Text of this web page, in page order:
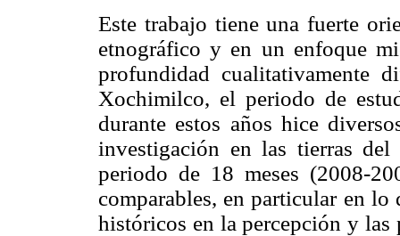
Este trabajo tiene una fuerte
etnográfico y en un enfoque
profundidad cualitativamente
Xochimilco, el periodo de
durante estos años hice
investigación en las tierras
periodo de 18 meses (2008-
comparables, en particular en lo
históricos en la percepción y las